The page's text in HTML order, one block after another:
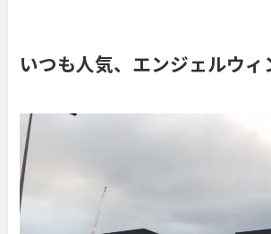
いつも人気、エンジェルウィ